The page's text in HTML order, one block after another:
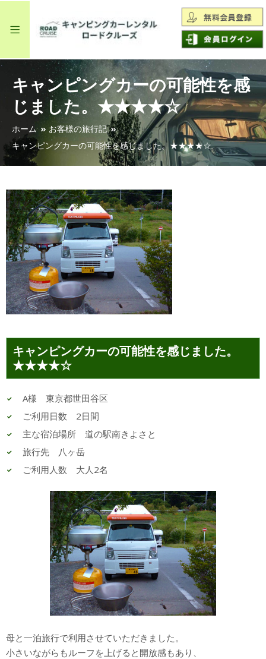
キャンピングカーの可能性を感
じました。★★★★☆
ホーム
お客様の旅行記
キャンピングカーの可能性を感じました。★★★★☆
キャンピングカーの可能性を感じました。
★★★★☆
A様 東京都世田谷区
ご利用日数 2日間
主な宿泊場所 道の駅南きよさと
旅行先 八ヶ岳
ご利用人数 大人2名
母と一泊旅行で利用させていただきました。
小さいながらもルーフを上げると開放感もあり、